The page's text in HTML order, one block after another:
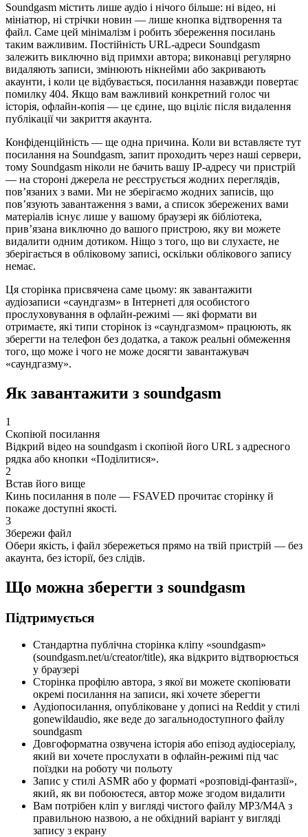
Soundgasm містить лише аудіо і нічого більше: ні відео, ні
мініатюр, ні стрічки новин — лише кнопка відтворення та
файл. Саме цей мінімалізм і робить збереження посилань
таким важливим. Постійність URL-адреси Soundgasm
залежить виключно від примхи автора; виконавці регулярно
видаляють записи, змінюють нікнейми або закривають
акаунти, і коли це відбувається, посилання назавжди повертає
помилку 404. Якщо вам важливий конкретний голос чи
історія, офлайн-копія — це єдине, що вціліє після видалення
публікації чи закриття акаунта.
Конфіденційність — ще одна причина. Коли ви вставляєте тут
посилання на Soundgasm, запит проходить через наші сервери,
тому Soundgasm ніколи не бачить вашу IP-адресу чи пристрій
— на стороні джерела не реєструється жодних переглядів,
пов’язаних з вами. Ми не зберігаємо жодних записів, що
пов’язують завантаження з вами, а список збережених вами
матеріалів існує лише у вашому браузері як бібліотека,
прив’язана виключно до вашого пристрою, яку ви можете
видалити одним дотиком. Ніщо з того, що ви слухаєте, не
зберігається в обліковому записі, оскільки облікового запису
немає.
Ця сторінка присвячена саме цьому: як завантажити
аудіозаписи «саундгазм» в Інтернеті для особистого
прослуховування в офлайн-режимі — які формати ви
отримаєте, які типи сторінок із «саундгазмом» працюють, як
зберегти на телефон без додатка, а також реальні обмеження
того, що може і чого не може досягти завантажувач
«саундгазму».
Як завантажити з soundgasm
1
Скопіюй посилання
Відкрий відео на soundgasm і скопіюй його URL з адресного
рядка або кнопки «Поділитися».
2
Встав його вище
Кинь посилання в поле — FSAVED прочитає сторінку й
покаже доступні якості.
3
Збережи файл
Обери якість, і файл збережеться прямо на твій пристрій — без
акаунта, без історії, без слідів.
Що можна зберегти з soundgasm
Підтримується
Стандартна публічна сторінка кліпу «soundgasm»
(soundgasm.net/u/creator/title), яка відкрито відтворюється
у браузері
Сторінка профілю автора, з якої ви можете скопіювати
окремі посилання на записи, які хочете зберегти
Аудіопосилання, опубліковане у дописі на Reddit у стилі
gonewildaudio, яке веде до загальнодоступного файлу
soundgasm
Довгоформатна озвучена історія або епізод аудіосеріалу,
який ви хочете прослухати в офлайн-режимі під час
поїздки на роботу чи польоту
Запис у стилі ASMR або у форматі «розповіді-фантазії»,
який, як ви побоюєтеся, автор може згодом видалити
Вам потрібен кліп у вигляді чистого файлу MP3/M4A з
правильною назвою, а не обхідний варіант у вигляді
запису з екрану